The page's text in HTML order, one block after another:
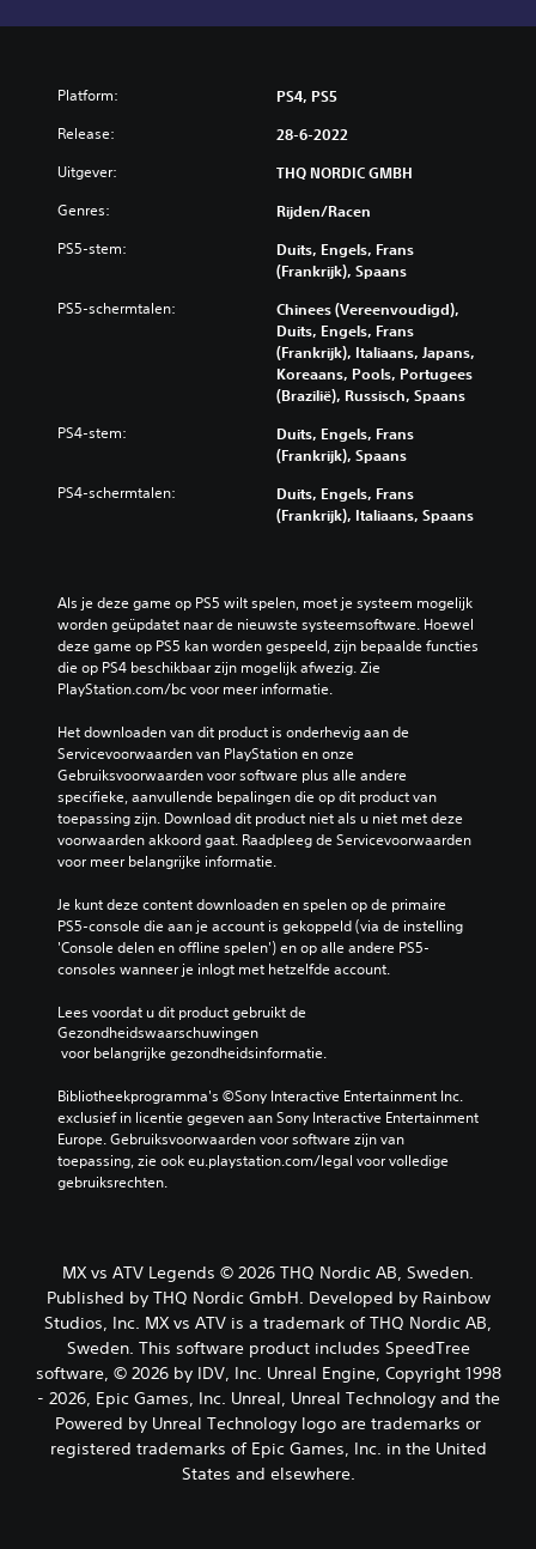
Platform: PS4, PS5
Release: 28-6-2022
Uitgever: THQ NORDIC GMBH
Genres: Rijden/racen
PS5-stem:
Duits, Engels, Frans
(Frankrijk), Spaans
PS5-schermtalen:
Chinees (Vereenvoudigd),
Duits, Engels, Frans
(Frankrijk), Italiaans, Japans,
Koreaans, Pools, Portugees
(Brazilië), Russisch, Spaans
PS4-stem:
Duits, Engels, Frans
(Frankrijk), Spaans
PS4-schermtalen:
Duits, Engels, Frans
(Frankrijk), Italiaans, Spaans
Als je deze game op PS5 wilt spelen, moet je systeem mogelijk
worden geüpdatet naar de nieuwste systeemsoftware. Hoewel
deze game op PS5 kan worden gespeeld, zijn bepaalde functies
die op PS4 beschikbaar zijn mogelijk afwezig. Zie
PlayStation.com/bc voor meer informatie.
Het downloaden van dit product is onderhevig aan de
Servicevoorwaarden van PlayStation en onze
Gebruiksvoorwaarden voor software plus alle andere
specifieke, aanvullende bepalingen die op dit product van
toepassing zijn. Download dit product niet als u niet met deze
voorwaarden akkoord gaat. Raadpleeg de Servicevoorwaarden
voor meer belangrijke informatie.
Je kunt deze content downloaden en spelen op de primaire
PS5-console die aan je account is gekoppeld (via de instelling
'Console delen en offline spelen') en op alle andere PS5-
consoles wanneer je inlogt met hetzelfde account.
Lees voordat u dit product gebruikt de
Gezondheidswaarschuwingen
voor belangrijke gezondheidsinformatie.
Bibliotheekprogramma's ©Sony Interactive Entertainment Inc.
exclusief in licentie gegeven aan Sony Interactive Entertainment
Europe. Gebruiksvoorwaarden voor software zijn van
toepassing, zie ook eu.playstation.com/legal voor volledige
gebruiksrechten.
MX vs ATV Legends © 2026 THQ Nordic AB, Sweden.
Published by THQ Nordic GmbH. Developed by Rainbow
Studios, Inc. MX vs ATV is a trademark of THQ Nordic AB,
Sweden. This software product includes SpeedTree
software, © 2026 by IDV, Inc. Unreal Engine, Copyright 1998
- 2026, Epic Games, Inc. Unreal, Unreal Technology and the
Powered by Unreal Technology logo are trademarks or
registered trademarks of Epic Games, Inc. in the United
States and elsewhere.